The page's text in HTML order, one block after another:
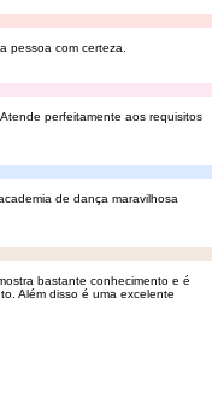
pessoa com certeza.
perfeitamente aos requisitos
de dança maravilhosa
bastante conhecimento e é
Além disso é uma excelente